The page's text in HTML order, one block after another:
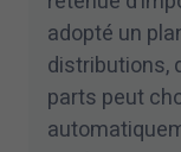
adopté un
distributions,
parts peut